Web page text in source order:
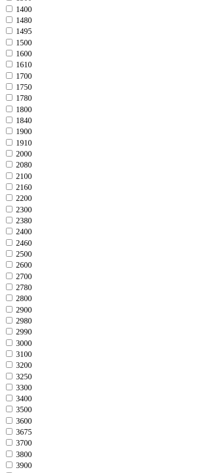
1400
1480
1495
1500
1600
1610
1700
1750
1780
1800
1840
1900
1910
2000
2080
2100
2160
2200
2300
2380
2400
2460
2500
2600
2700
2780
2800
2900
2980
2990
3000
3100
3200
3250
3300
3400
3500
3600
3675
3700
3800
3900